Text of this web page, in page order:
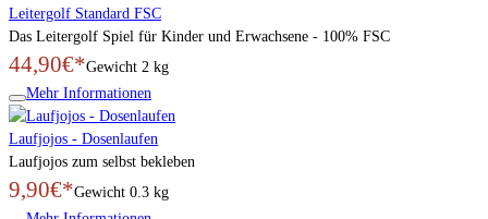
Leitergolf Standard FSC
Das Leitergolf Spiel für Kinder und Erwachsene - 100% FSC
44,90€*Gewicht 2 kg
Mehr Informationen
Laufjojos - Dosenlaufen
Laufjojos zum selbst bekleben
9,90€*Gewicht 0.3 kg